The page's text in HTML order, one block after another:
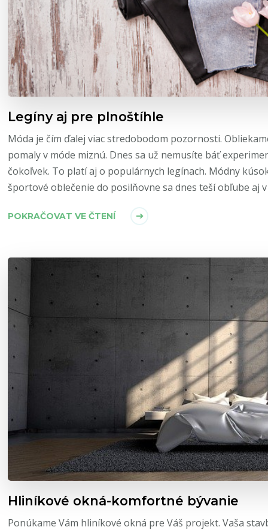
Legíny aj pre plnoštíhle
Móda je čím ďalej viac stredobodom pozornosti.
pomaly v móde miznú. Dnes sa už nemusíte báť
čokoľvek. To platí aj o populárnych legínach. Módny
športové oblečenie do posilňovne sa dnes teší obľube aj
POKRAČOVAT VE ČTENÍ
Hliníkové okná-komfortné bývanie
Ponúkame Vám hliníkové okná pre Váš projekt. Vaša